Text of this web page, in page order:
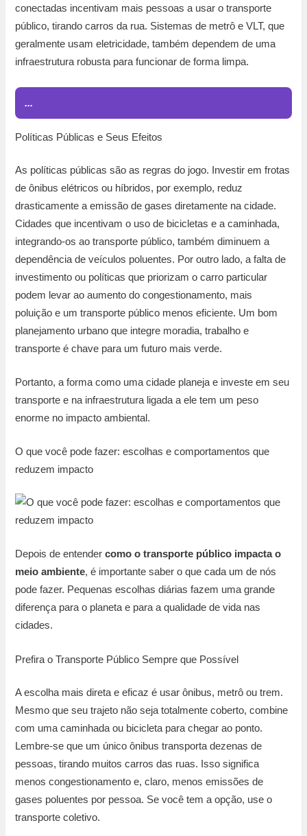
conectadas incentivam mais pessoas a usar o transporte
público, tirando carros da rua. Sistemas de metrô e VLT, que
geralmente usam eletricidade, também dependem de uma
infraestrutura robusta para funcionar de forma limpa.
...
Políticas Públicas e Seus Efeitos
As políticas públicas são as regras do jogo. Investir em frotas
de ônibus elétricos ou híbridos, por exemplo, reduz
drasticamente a emissão de gases diretamente na cidade.
Cidades que incentivam o uso de bicicletas e a caminhada,
integrando-os ao transporte público, também diminuem a
dependência de veículos poluentes. Por outro lado, a falta de
investimento ou políticas que priorizam o carro particular
podem levar ao aumento do congestionamento, mais
poluição e um transporte público menos eficiente. Um bom
planejamento urbano que integre moradia, trabalho e
transporte é chave para um futuro mais verde.
Portanto, a forma como uma cidade planeja e investe em seu
transporte e na infraestrutura ligada a ele tem um peso
enorme no impacto ambiental.
O que você pode fazer: escolhas e comportamentos que
reduzem impacto
Depois de entendercomo o transporte público impacta o
meio ambiente, é importante saber o que cada um de nós
pode fazer. Pequenas escolhas diárias fazem uma grande
diferença para o planeta e para a qualidade de vida nas
cidades.
Prefira o Transporte Público Sempre que Possível
A escolha mais direta e eficaz é usar ônibus, metrô ou trem.
Mesmo que seu trajeto não seja totalmente coberto, combine
com uma caminhada ou bicicleta para chegar ao ponto.
Lembre-se que um único ônibus transporta dezenas de
pessoas, tirando muitos carros das ruas. Isso significa
menos congestionamento e, claro, menos emissões de
gases poluentes por pessoa. Se você tem a opção, use o
transporte coletivo.